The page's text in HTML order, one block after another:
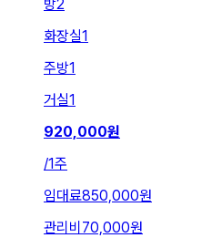
방2
화장실1
주방1
거실1
920,000원
/1주
임대료850,000원
관리비 70,000원